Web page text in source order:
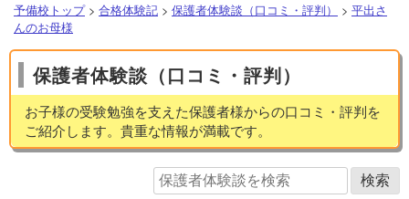
予備校トップ > 合格体験記 > 保護者体験談（口コミ・評判） > 平出さ
んのお母様
保護者体験談（口コミ・評判）
お子様の受験勉強を支えた保護者様からの口コミ・評判を
ご紹介します。貴重な情報が満載です。